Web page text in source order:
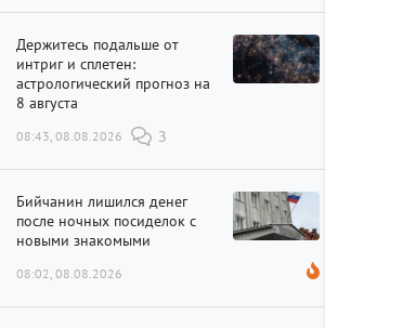
Держитесь подальше от
интриг и сплетен:
астрологический прогноз на
8 августа
08:43, 08.08.2026 3
Бийчанин лишился денег
после ночных посиделок с
новыми знакомыми
08:02, 08.08.2026